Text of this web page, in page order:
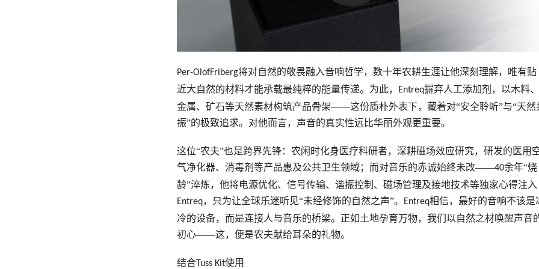
Per-OlofFriberg将对自然的敬畏融入音响哲学，数十年农耕生涯让他深刻理解，唯有贴
近大自然的材料才能承载最纯粹的能量传递。为此，
Entreq摒弃人工添加剂，以木料、
金属、矿石等天然素材构筑产品骨架——这份质朴外表下，藏着对“安全聆听”与“天然
振”的极致追求。对他而言，声音的真实性远比华丽外观更重要。
这位“农夫”也是跨界先锋：农闲时化身医疗科研者，深耕磁场效应研究，研发的 医用
气净化器、消毒剂等产品惠及公共卫生领域；而对音乐的赤诚始终未改——40余年“烧
龄”淬炼，他将电源优化、信号传输、谐振控制、磁场管理及接地技术等独家心得注入
Entreq，只为让全球乐迷听见“未经修饰的自然之声”。 Entreq相信，最好的音响不该是
冷的设备，而是连接人与音乐的桥梁。正如土地孕育万物，我们以自然之材唤醒声音
初心——这，便是农夫献给耳朵的礼物。
结合Tuss Kit使用